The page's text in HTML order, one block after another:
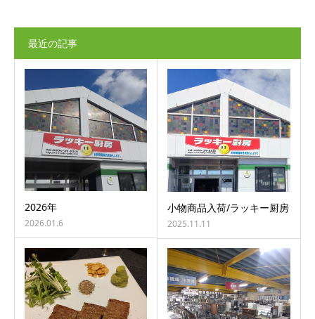
最近の記事
2026年
2026.01.6
小物商品入荷/ラッキー厨房
2025.11.11